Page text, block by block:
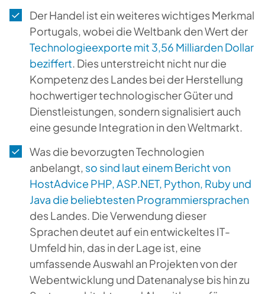
Der Handel ist ein weiteres wichtiges Merkmal
Portugals, wobei die Weltbank den Wert der
Technologieexporte mit 3,56 Milliarden Dollar
beziffert. Dies unterstreicht nicht nur die
Kompetenz des Landes bei der Herstellung
hochwertiger technologischer Güter und
Dienstleistungen, sondern signalisiert auch
eine gesunde Integration in den Weltmarkt.
Was die bevorzugten Technologien
anbelangt, so sind laut einem Bericht von
HostAdvice PHP, ASP.NET, Python, Ruby und
Java die beliebtesten Programmiersprachen
des Landes. Die Verwendung dieser
Sprachen deutet auf ein entwickeltes IT-
Umfeld hin, das in der Lage ist, eine
umfassende Auswahl an Projekten von der
Webentwicklung und Datenanalyse bis hin zu